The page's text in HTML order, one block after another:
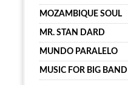
MOZAMBIQUE SOUL
MR. STAN DARD
MUNDO PARALELO
MUSIC FOR BIG BAND